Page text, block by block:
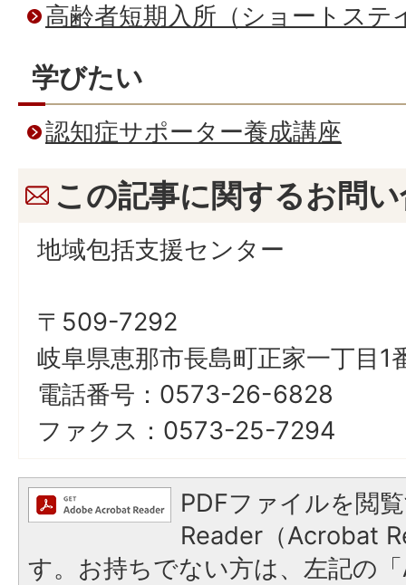
高齢者短期入所（ショートステ
学びたい
認知症サポーター養成講座
この記事に関するお問
地域包括支援センター
〒509-7292
岐阜県恵那市長島町正家一丁目
電話番号：0573-26-6828
ファクス：0573-25-7294
PDFファイルを閲
Reader（Acrobat
す。お持ちでない方は、左記の